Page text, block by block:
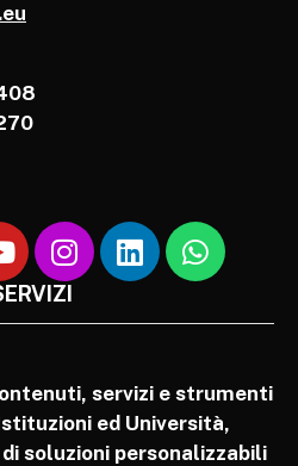
servizi e strumenti
ed Università,
soluzioni personalizzabili